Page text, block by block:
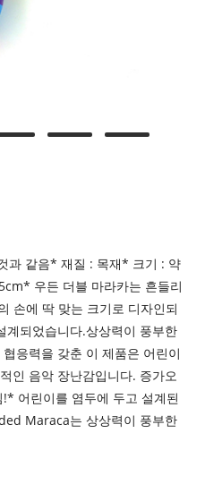
과 같음* 재질 : 목재* 크기 : 약
우든 더블 마라카는 흔들리
손에 딱 맞는 크기로 디자인되
계되었습니다.상상력이 풍부한
응력을 갖춘 이 제품은 어린이
인 음악 장난감입니다. 증가오
어린이를 염두에 두고 설계된
Maraca는 상상력이 풍부한